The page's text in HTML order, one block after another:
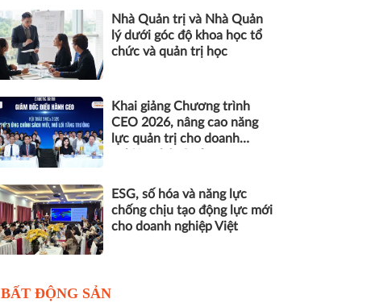
nhân tạo
Nhà Quản trị và Nhà Quản
lý dưới góc độ khoa học tổ
chức và quản trị học
Khai giảng Chương trình
CEO 2026, nâng cao năng
lực quản trị cho doanh
ESG, số hóa và năng lực
chống chịu tạo động lực mới
cho doanh nghiệp Việt
BẤT ĐỘNG SẢN